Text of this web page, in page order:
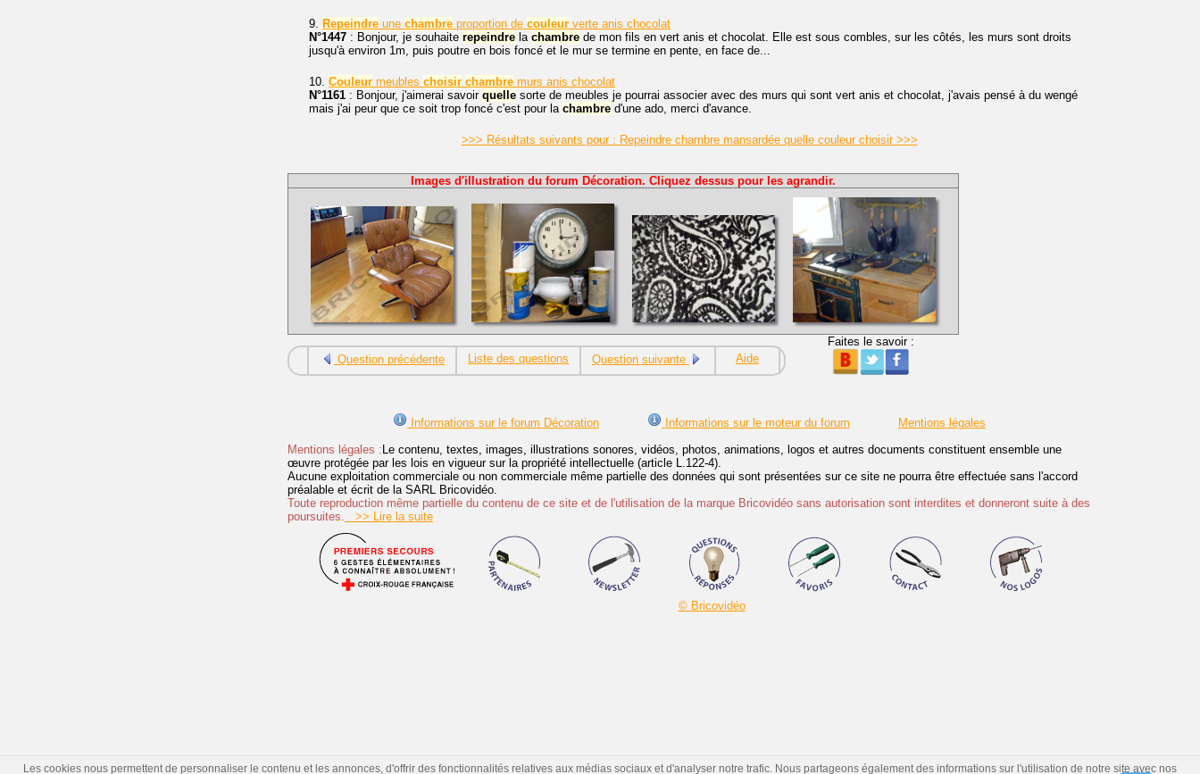
9. Repeindre une chambre proportion de couleur verte anis chocolat
N°1447 : Bonjour, je souhaite repeindre la chambre de mon fils en vert anis et chocolat. Elle est sous combles, sur les côtés, les murs sont droits
jusqu'à environ 1m, puis poutre en bois foncé et le mur se termine en pente, en face de...
10. Couleur meubles choisir chambre murs anis chocolat
N°1161 : Bonjour, j'aimerai savoir quelle sorte de meubles je pourrai associer avec des murs qui sont vert anis et chocolat, j'avais pensé à du wengé
mais j'ai peur que ce soit trop foncé c'est pour la chambre d'une ado, merci d'avance.
>>> Résultats suivants pour : Repeindre chambre mansardée quelle couleur choisir >>>
Images d'illustration du forum Décoration. Cliquez dessus pour les agrandir.
Question précédente Liste des questions Question suivante Aide
Faites le savoir :
Informations sur le forum Décoration Informations sur le moteur du forum
Mentions légales
Mentions légales : Le contenu, textes, images, illustrations sonores, vidéos, photos, animations, logos et autres documents constituent ensemble une
œuvre protégée par les lois en vigueur sur la propriété intellectuelle (article L.122-4).
Aucune exploitation commerciale ou non commerciale même partielle des données qui sont présentées sur ce site ne pourra être effectuée sans l'accord
préalable et écrit de la SARL Bricovidéo.
Toute reproduction même partielle du contenu de ce site et de l'utilisation de la marque Bricovidéo sans autorisation sont interdites et donneront suite à des
poursuites. >> Lire la suite
© Bricovidéo
Les cookies nous permettent de personnaliser le contenu et les annonces, d'offrir des fonctionnalités relatives aux médias sociaux et d'analyser notre trafic. Nous partageons également des informations sur l'utilisation de notre site avec nos